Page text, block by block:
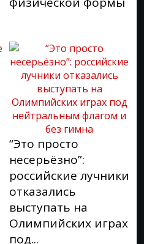
“Это просто
несерьёзно”:
российские лучники
отказались
выступать на
Олимпийских играх
под...